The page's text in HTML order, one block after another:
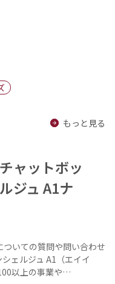
もっと見る
ャットボッ
ジュ A1ナ
いての質問や問い合わせ
ェルジュ A1（エイイ
以上の事業や…